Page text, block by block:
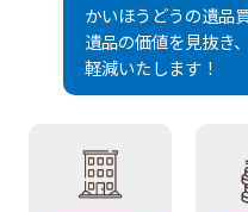
かいほうどうの遺品
遺品の価値を見抜き
軽減いたします！